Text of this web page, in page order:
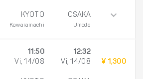
KYOTO
Kawaramachi
OSAKA
Umeda
11:50
Vi, 14/08
12:32
Vi, 14/08
¥ 1,300